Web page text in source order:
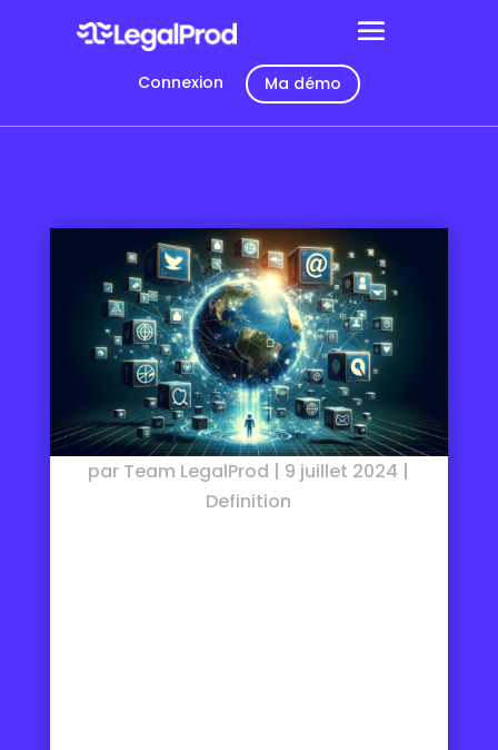
Connexion Ma démo
par Team LegalProd | 9 juillet 2024 |
Definition